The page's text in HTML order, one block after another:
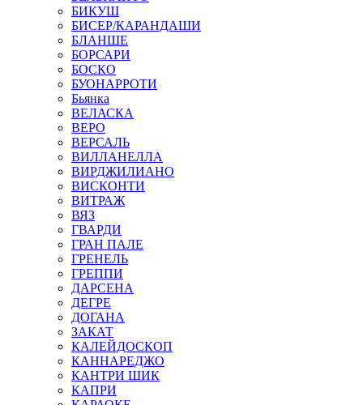
БИКУШ
БИСЕР/КАРАНДАШИ
БЛАНШЕ
БОРСАРИ
БОСКО
БУОНАРРОТИ
Бьянка
ВЕЛАСКА
ВЕРО
ВЕРСАЛЬ
ВИЛЛАНЕЛЛА
ВИРДЖИЛИАНО
ВИСКОНТИ
ВИТРАЖ
ВЯЗ
ГВАРДИ
ГРАН ПАЛЕ
ГРЕНЕЛЬ
ГРЕППИ
ДАРСЕНА
ДЕГРЕ
ДОГАНА
ЗАКАТ
КАЛЕЙДОСКОП
КАННАРЕДЖО
КАНТРИ ШИК
КАПРИ